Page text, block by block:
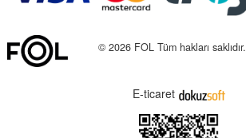
© 2026 FOL Tüm hakları saklıdır.
E-ticaret